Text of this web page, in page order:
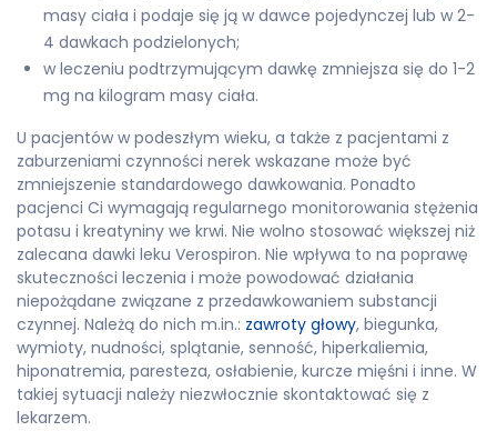
masy ciała i podaje się ją w dawce pojedynczej lub w 2-
4 dawkach podzielonych;
w leczeniu podtrzymującym dawkę zmniejsza się do 1-2
mg na kilogram masy ciała.
U pacjentów w podeszłym wieku, a także z pacjentami z
zaburzeniami czynności nerek wskazane może być
zmniejszenie standardowego dawkowania. Ponadto
pacjenci Ci wymagają regularnego monitorowania stężenia
potasu i kreatyniny we krwi. Nie wolno stosować większej niż
zalecana dawki leku Verospiron. Nie wpływa to na poprawę
skuteczności leczenia i może powodować działania
niepożądane związane z przedawkowaniem substancji
czynnej. Należą do nich m.in.: zawroty głowy, biegunka,
wymioty, nudności, splątanie, senność, hiperkaliemia,
hiponatremia, paresteza, osłabienie, kurcze mięśni i inne. W
takiej sytuacji należy niezwłocznie skontaktować się z
lekarzem.